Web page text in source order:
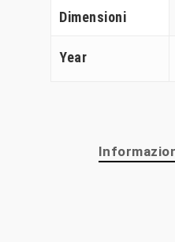
Dimensioni
Year